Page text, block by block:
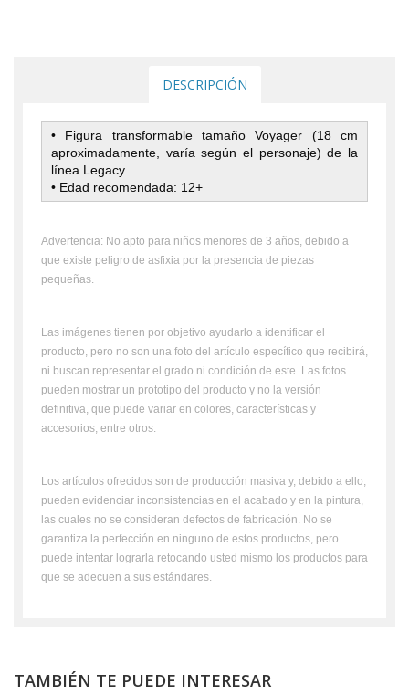
DESCRIPCIÓN
• Figura transformable tamaño Voyager (18 cm
aproximadamente, varía según el personaje) de la
línea Legacy
• Edad recomendada: 12+
Advertencia: No apto para niños menores de 3 años, debido a
que existe peligro de asfixia por la presencia de piezas
pequeñas.
Las imágenes tienen por objetivo ayudarlo a identificar el
producto, pero no son una foto del artículo específico que recibirá,
ni buscan representar el grado ni condición de este. Las fotos
pueden mostrar un prototipo del producto y no la versión
definitiva, que puede variar en colores, características y
accesorios, entre otros.
Los artículos ofrecidos son de producción masiva y, debido a ello,
pueden evidenciar inconsistencias en el acabado y en la pintura,
las cuales no se consideran defectos de fabricación. No se
garantiza la perfección en ninguno de estos productos, pero
puede intentar lograrla retocando usted mismo los productos para
que se adecuen a sus estándares.
TAMBIÉN TE PUEDE INTERESAR